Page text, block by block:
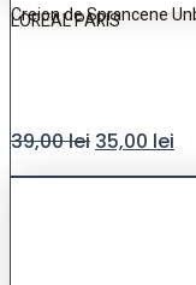
Creion de Sprancene
LOREAL PARIS
39,00lei 35,00 lei